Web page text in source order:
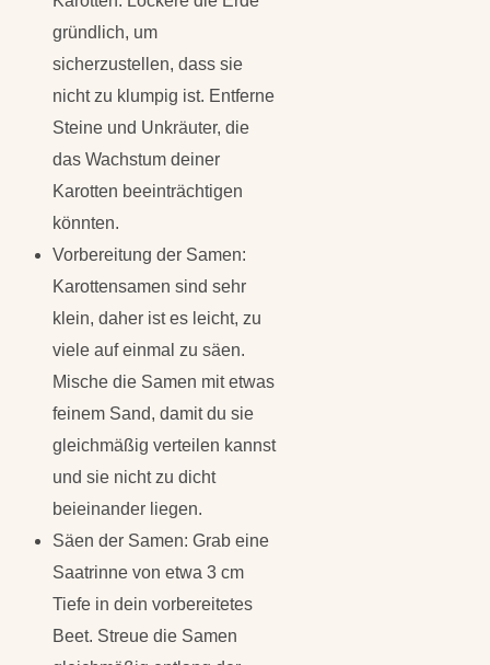
gründlich, um
sicherzustellen, dass sie
nicht zu klumpig ist. Entferne
Steine und Unkräuter, die
das Wachstum deiner
Karotten beeinträchtigen
könnten.
Vorbereitung der Samen:
Karottensamen sind sehr
klein, daher ist es leicht, zu
viele auf einmal zu säen.
Mische die Samen mit etwas
feinem Sand, damit du sie
gleichmäßig verteilen kannst
und sie nicht zu dicht
beieinander liegen.
Säen der Samen: Grab eine
Saatrinne von etwa 3 cm
Tiefe in dein vorbereitetes
Beet. Streue die Samen